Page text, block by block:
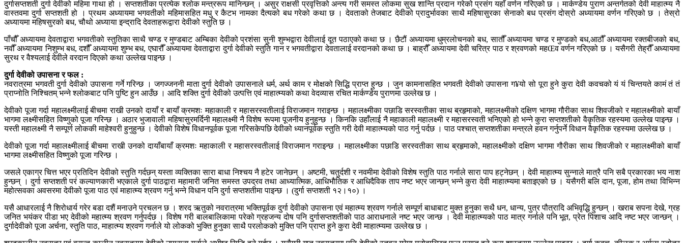
दुर्गासप्तशती दुर्गा देवीको महिमा गाथा हो । सप्तशतीका प्रत्येक श्लोक मन्त्ररूप मानिन्छन् । असुर राक्षसी प्रवृत्तिको अन्त्य गरी समस्त लोकमा सुख शान्ति प्रदान गरेको प्रसंग यहाँ वर्णन गरिएको छ । मार्कण्डेय पुराण अन्तर्गतको देवी माहात्म्य नै
वास्तवमा दुर्गा सप्तशती हो । प्रथम अध्यायमा भगवतीको महिमासहित मधु र कैटभ नामका दैत्यको बध गरेको कथा छ । देवताको तेजबाट देवीको प्रादुर्भावका साथै महिषासुरका सेनाको बध प्रसंग दोस्रो अध्यायमा वर्णन गरिएको छ । तेस्रो
अध्यायमा महिषसुरको बध, चौथो अध्याया इन्द्रादि देवताहरूद्वारा देवीको स्तुति छ ।
पाँचौँ अध्यायमा देवताद्वारा भगवतीको स्तुतिका साथै चण्ड र मुण्डबाट अम्बिका देवीको प्रशंसा सुनी शुम्भद्वारा देवीलाई दूत पठाएको कथा छ । छैटौं अध्यायमा धुम्रलोचनको बध, सातौँ अध्यायमा चण्ड र मुण्डको बध,आठौँ अध्यायमा रक्तबीजको बध,
नवौँ अध्यायमा निशुम्भ बध, दशौँ अध्यायमा शुम्भ बध, एघारौँ अध्यायमा देवताद्वारा दुर्गा देवीको स्तुति गान र भगवतीद्वारा देवतालाई वरदानको कथा छ । बाह्रौँ अध्यायमा देवी चरित्र पाठ र श्रवणको महŒव वर्णन गरिएको छ । यसैगरी तेह्रौँ अध्यायमा
सुरथ र वैश्यलाई देवीले वरदान दिएको कथा उल्लेख पाइन्छ ।
दुर्गा देवीको उपासना र फल :
नवरात्रमा भगवती दुर्गा देवीको उपासना गर्ने गरिन्छ । जगज्जननी माता दुर्गा देवीको उपासनाले धर्म, अर्थ काम र मोक्षको सिद्धि प्राप्त हुन्छ । जुन कामनासहित भगवती देवीको उपासना ग¥यो सो पूरा हुने कुरा देवी कवचको यं यं चिन्तयते कामं तं तं
प्राप्नोति निश्चितम् भन्ने श्लोकबाट पनि पुष्टि हुन आउँछ । आदि शक्ति दुर्गा देवीको उत्पत्ति एवं माहात्म्यको कथा वेदव्यास रचित मार्कण्डेय पुराणमा उल्लेख छ ।
देवीको पूजा गर्दा महालक्ष्मीलाई बीचमा राखी उनको दायाँ र बायाँ क्रमशः महाकाली र महासरस्वतीलाई विराजमान गराइन्छ । महालक्ष्मीका पछाडि सरस्वतीका साथ ब्रहृमाको, महालक्ष्मीको दक्षिण भागमा गौरीका साथ शिवजीको र महालक्ष्मीको बायाँ
भागमा लक्ष्मीसहित विष्णुको पूजा गरिन्छ । अठार भुजावाली महिषासुरमर्दिनी महालक्ष्मी नै विशेष रूपमा पूजनीय हुनुहुन्छ । किनकि उहाँलाई नै महाकाली महालक्ष्मी र महासरस्वती भनिएको हो भन्ने कुरा सप्तशतीको वैकृतिक रहस्यमा उल्लेख पाइन्छ ।
यस्ती महालक्ष्मी नै सम्पूर्ण लोककी माहेश्वरी हुनुहुन्छ । देवीको विशेष विधानपूर्वक पूजा गरिसकेपछि देवीको ध्यानपूर्वक स्तुति गरी देवी माहात्म्यको पाठ गर्नु पर्दछ । पाठ पश्चात् सप्तशतीका मन्त्रले हवन गर्नुपर्ने विधान वैकृतिक रहस्यमा उल्लेख छ ।
देवीको पूजा गर्दा महालक्ष्मीलाई बीचमा राखी उनको दायाँबायाँ क्रमशः महाकाली र महासरस्वतीलाई विराजमान गराइन्छ । महालक्ष्मीका पछाडि सरस्वतीका साथ ब्रहृमाको, महालक्ष्मीको दक्षिण भागमा गौरीका साथ शिवजीको र महालक्ष्मीको बायाँ
भागमा लक्ष्मीसहित विष्णुको पूजा गरिन्छ ।
जसले एकाग्र चित्त भएर प्रतिदिन देवीको स्तुति गर्दछन् यस्ता व्यक्तिका सारा बाधा निश्चय नै हटेर जानेछन् । अष्टमी, चतुर्दशी र नवमीमा देवीको विशेष स्तुति पाठ गर्नाले सारा पाप हट्नेछन् । देवी माहात्म्य सुन्नाले मात्रै पनि सबै प्रकारका भय नाश
हुन्छन् । दुर्गा सप्तशती परं कल्याणकारी भएकाले दुर्गा पाठद्वारा महामारी जनित समस्त उपद्रव तथा आध्यात्मिक, आधिभौतिक र आधिदैविक ताप नष्ट भएर जान्छन् भन्ने कुरा देवी माहात्म्यमा बताइएको छ । यसैगरी बलि दान, पूजा, होम तथा विभिन्न
महोत्सवका अवसरमा देवीको पूजा पाठ एवं माहात्म्य श्रवण गर्नु भन्ने विधान पनि दुर्गा सप्तशतीमा पाइन्छ । (दुर्गा सप्तशती १२।१०) ।
यसै आधारलाई नै शिरोधार्य गरेर बडा दशैं मनाउने प्रचलन छ । शरद ऋतुको नवरात्रमा भक्तिपूर्वक दुर्गा देवीको उपासना एवं महात्म्य श्रवण गर्नाले सम्पूर्ण बाधाबाट मुक्त हुनुका सथै धन, धान्य, पुत्र पौत्रादि अभिवृद्धि हुन्छन् । खराब सपना देखे, ग्रह
जनित भयंकर पीडा भए देवीको महात्म्य श्रवण गर्नुपर्दछ । विशेष गरी बालबालिकामा परेको ग्रहजन्य दोष पनि दुर्गासप्तशतीको पाठ आराधनाले नष्ट भएर जान्छ । देवी माहात्म्यको पाठ मात्र गर्नाले पनि भूत, प्रेत पिशाच आदि नष्ट भएर जान्छन् ।
दुर्गादेवीको पूजा अर्चना, स्तुति पाठ, माहात्म्य श्रवण गर्नाले यो लोकको भुक्ति हुनुका साथै परलोकको मुक्ति पनि प्राप्त हुने कुरा देवी माहात्म्यमा उल्लेख छ ।